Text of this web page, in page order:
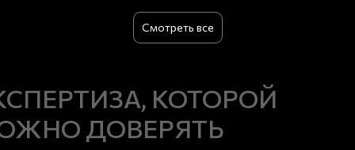
Смотреть все
КОТОРОЙ
ДОВЕРЯТЬ